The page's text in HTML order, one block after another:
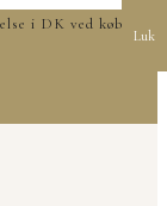
i DK ved køb over
Luk